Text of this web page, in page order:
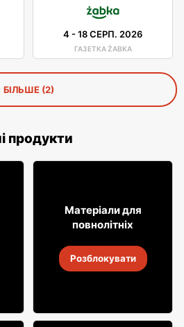
4 -18 СЕРП. 2026
ГАЗЕТКА ŻABKA
БІЛЬШЕ (2)
продукти
49
Алкогольні напої Soplica
18 серп. 2026
Матеріали для
повнолітніх
Розблокувати